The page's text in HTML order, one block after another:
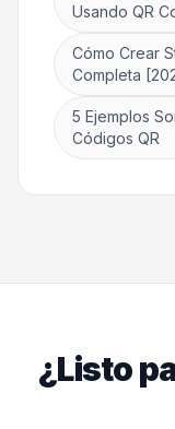
Usando QR
Cómo Crear
Completa
5 Ejemplos
Códigos QR
¿Listo